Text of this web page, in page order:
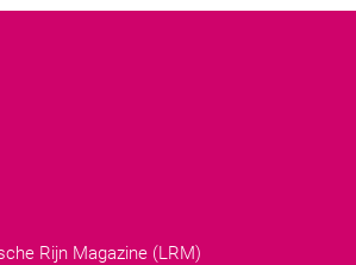
Rijn Magazine (LRM)